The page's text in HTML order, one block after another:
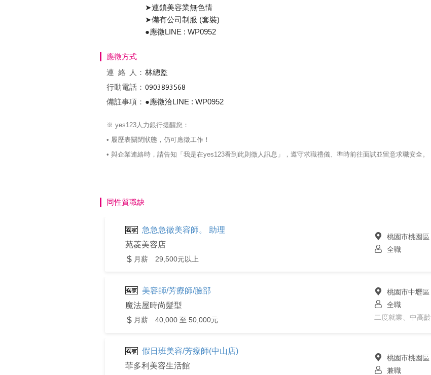
➤連鎖美容業無色情
➤備有公司制服 (套裝)
●應徵LINE : WP0952
應徵方式
連絡
人： 林總監
行動電話：
備註事項： ●應徵洽LINE : WP0952
※ yes123人力銀行提醒您：
• 履歷表關閉狀態，仍可應徵工作！
• 與企業連絡時，請告知「我是在yes123看到此則徵人訊息」，遵守求職禮儀、準時前往面試並留意求職安全。
同性質職缺
急急急徵美容師。 助理
苑菱美容店
月薪 29,500元以上
桃園市桃園區
全職
美容師/芳療師/臉部
魔法屋時尚髮型
月薪 40,000 至 50,000元
桃園市中壢區
全職
二度就業、中高齡
假日班美容/芳療師(中山店)
菲多利美容生活館
桃園市桃園區
兼職